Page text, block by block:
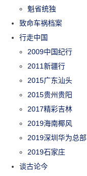
魁省统独
致命车祸档案
行走中国
2009中国纪行
2011新疆行
2015广东汕头
2015贵州贵阳
2017精彩吉林
2019海南椰风
2019深圳华为总部
2019石家庄
谈古论今